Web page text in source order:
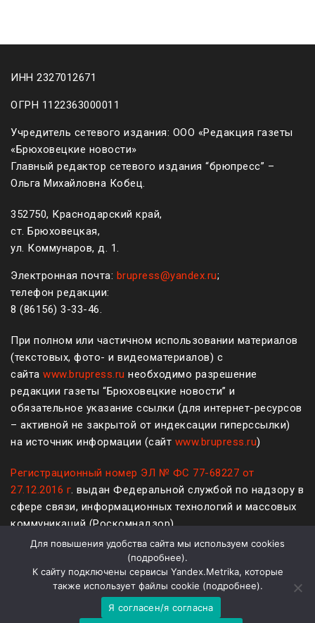
ИНН 2327012671
ОГРН 1122363000011
Учредитель сетевого издания: ООО «Редакция газеты
«Брюховецкие новости»
Главный редактор сетевого издания “брюпресс” –
Ольга Михайловна Кобец.
352750, Краснодарский край,
ст. Брюховецкая,
ул. Коммунаров, д. 1.
Электронная почта: brupress@yandex.ru;
телефон редакции:
8 (861 56) 3-33-46.
При полном или частичном использовании материалов
(текстовых, фото- и видеоматериалов) с
сайта www.brupress.ru необходимо разрешение
редакции газеты “Брюховецкие новости” и
обязательное указание ссылки (для интернет-ресурсов
– активной не закрытой от индексации гиперссылки)
на источник информации (сайт www.brupress.ru)
Регистрационный номер ЭЛ № ФС 77-68227 от
27.12.2016 г. выдан Федеральной службой по надзору в
сфере связи, информационных технологий и массовых
коммуникаций (Роскомнадзор)
Политика конфиденциальности и защиты информации
Для повышения удобства сайта мы используем cookies
(подробнее).
К сайту подключены сервисы Yandex.Metrika, которые
также использует файлы cookie (подробнее).
Я согласен/я согласна